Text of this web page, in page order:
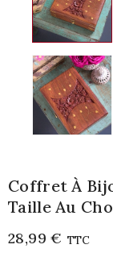
Coffret À
Taille Au
28,99 € TTC